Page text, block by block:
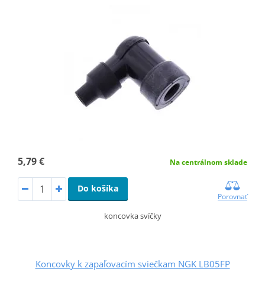
5,79 € Na centrálnom sklade
Do košíka
Porovnať
koncovka svíčky
Koncovky k zapaľovacím sviečkam NGK LB05FP